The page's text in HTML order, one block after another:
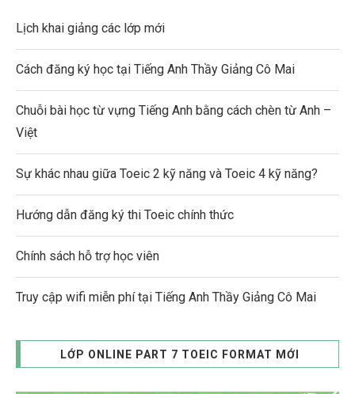
Lịch khai giảng các lớp mới
Cách đăng ký học tại Tiếng Anh Thầy Giảng Cô Mai
Chuỗi bài học từ vựng Tiếng Anh bằng cách chèn từ Anh –
Việt
Sự khác nhau giữa Toeic 2 kỹ năng và Toeic 4 kỹ năng?
Hướng dẫn đăng ký thi Toeic chính thức
Chính sách hỗ trợ học viên
Truy cập wifi miễn phí tại Tiếng Anh Thầy Giảng Cô Mai
LỚP ONLINE PART 7 TOEIC FORMAT MỚI